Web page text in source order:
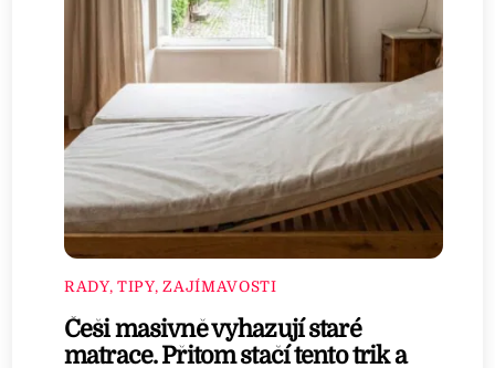
RADY, TIPY, ZAJÍMAVOSTI
Češi masivně vyhazují staré
matrace. Přitom stačí tento trik a